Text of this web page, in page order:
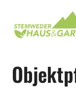
springen